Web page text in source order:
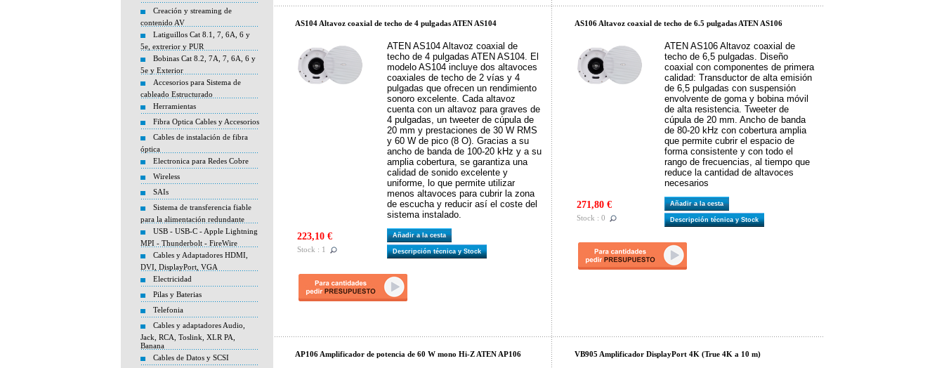
Creación y streaming de
contenido AV
Latiguillos Cat 8.1, 7, 6A, 6 y
5e, extrerior y PUR
Bobinas Cat 8.2, 7A, 7, 6A, 6 y
5e y Exterior
Accesorios para Sistema de
cableado Estructurado
Herramientas
Fibra Optica Cables y Accesorios
Cables de instalación de fibra
óptica
Electronica para Redes Cobre
Wireless
SAIs
Sistema de transferencia fiable
para la alimentación redundante
USB - USB-C - Apple Lightning
MPI - Thunderbolt - FireWire
Cables y Adaptadores HDMI,
DVI, DisplayPort, VGA
Electricidad
Pilas y Baterias
Telefonia
Cables y adaptadores Audio,
Jack, RCA, Toslink, XLR PA,
Banana
Cables de Datos y SCSI
AS104 Altavoz coaxial de techo de 4 pulgadas ATEN AS104
ATEN AS104 Altavoz coaxial de
techo de 4 pulgadas ATEN AS104. El
modelo AS104 incluye dos altavoces
coaxiales de techo de 2 vías y 4
pulgadas que ofrecen un rendimiento
sonoro excelente. Cada altavoz
cuenta con un altavoz para graves de
4 pulgadas, un tweeter de cúpula de
20 mm y prestaciones de 30 W RMS
y 60 W de pico (8 O). Gracias a su
ancho de banda de 100-20 kHz y a su
amplia cobertura, se garantiza una
calidad de sonido excelente y
uniforme, lo que permite utilizar
menos altavoces para cubrir la zona
de escucha y reducir así el coste del
sistema instalado.
223,10 €
Stock : 1
Añadir a la cesta
Descripción técnica y Stock
AS106 Altavoz coaxial de techo de 6.5 pulgadas ATEN AS106
ATEN AS106 Altavoz coaxial de
techo de 6,5 pulgadas. Diseño
coaxial con componentes de primera
calidad: Transductor de alta emisión
de 6,5 pulgadas con suspensión
envolvente de goma y bobina móvil
de alta resistencia. Tweeter de
cúpula de 20 mm. Ancho de banda
de 80-20 kHz con cobertura amplia
que permite cubrir el espacio de
forma consistente y con todo el
rango de frecuencias, al tiempo que
reduce la cantidad de altavoces
necesarios
271,80 €
Stock : 0
Añadir a la cesta
Descripción técnica y Stock
AP106 Amplificador de potencia de 60 W mono Hi-Z ATEN AP106 VB905 Amplificador DisplayPort 4K (True 4K a 10 m)